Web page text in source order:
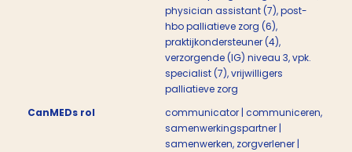
physician assistant (7), post-
hbo palliatieve zorg (6),
praktijkondersteuner (4),
verzorgende (IG) niveau 3, vpk.
specialist (7), vrijwilligers
palliatieve zorg
CanMEDs rol
communicator | communiceren,
samenwerkingspartner |
samenwerken, zorgverlener |